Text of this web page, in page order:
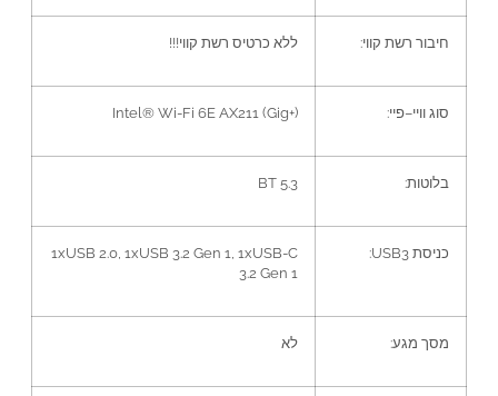
חיבור רשת קווי: ללא כרטיס רשת קווי!!!
סוג וויי–פיי:
Intel® Wi-Fi 6E AX211 (Gig+)
בלוטות:
BT 5.3
כניסת
1xUSB 2.0, 1xUSB 3.2 Gen 1, 1xUSB-C
3.2 Gen 1
מסך מגע: לא